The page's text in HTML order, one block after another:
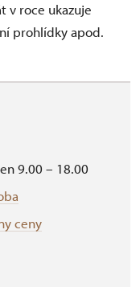
v roce ukazuje
prohlídky apod.
9.00 – 18.00
ceny